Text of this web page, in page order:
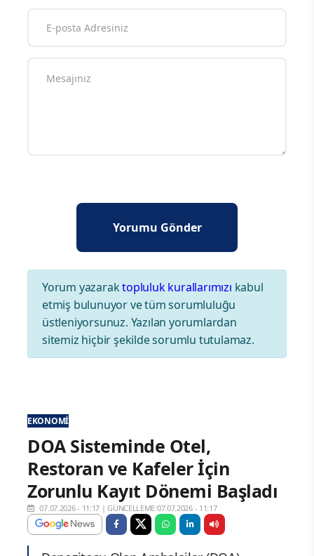
Yorum yazaraktopluluk kurallarımızı kabul
etmiş bulunuyor ve tüm sorumluluğu
üstleniyorsunuz. Yazılan yorumlardan
sitemiz hiçbir şekilde sorumlu tutulamaz.
EKONOMI
DOA Sisteminde Otel,
Restoran ve Kafeler İçin
Zorunlu Kayıt Dönemi Başladı
07.07.2026 - 11:17 |GÜNCELLEME:07.07.2026 - 11:17